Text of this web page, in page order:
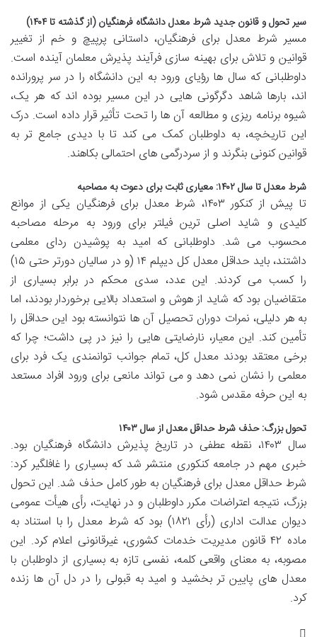
سیر تحول و قانون جدید شرط معدل دانشگاه فرهنگیان (از گذشته تا ۱۴۰۴)
مسیر شرط معدل برای فرهنگیان، داستانی پرپیچ و خم از تغییر
قوانین و تلاش برای بهینه سازی فرآیند پذیرش معلمان آینده است.
داوطلبانی که سال ها رؤیای ورود به این دانشگاه را در سر پرورانده
اند، بارها شاهد دگرگونی هایی در این مسیر بوده اند که هر یک،
شیوه برنامه ریزی و مطالعه آن ها را تحت تأثیر قرار داده است. درک
این تاریخچه، به داوطلبان کمک می کند تا با دیدی جامع تر به
قوانین کنونی بنگرند و از سردرگمی های احتمالی بکاهند.
شرط معدل تا سال ۱۴۰۲: معیاری ثابت برای دعوت به مصاحبه
تا پیش از کنکور ۱۴۰۳، شرط معدل برای فرهنگیان یکی از موانع
کلیدی و شاید اصلی ترین فیلتر برای ورود به مرحله مصاحبه
محسوب می شد. داوطلبانی که امید به پوشیدن ردای معلمی
داشتند، باید حداقل معدل کل دیپلم ۱۴ (و در سالیان دورتر حتی ۱۵)
را کسب می کردند. این عدد، سدی محکم در برابر بسیاری از
متقاضیان بود که شاید از هوش و استعداد بالایی برخوردار بودند، اما
به هر دلیلی، نمرات دوران تحصیل آن ها نتوانسته بود این حداقل را
تأمین کند. این معیار، نارضایتی هایی را نیز در پی داشت؛ چرا که
برخی معتقد بودند معدل کل، تمام جوانب توانمندی یک فرد برای
معلمی را نشان نمی دهد و می تواند مانعی برای ورود افراد مستعد
به این حرفه مقدس شود.
تحول بزرگ: حذف شرط حداقل معدل از سال ۱۴۰۳
سال ۱۴۰۳، نقطه عطفی در تاریخ پذیرش دانشگاه فرهنگیان بود.
خبری مهم در جامعه کنکوری منتشر شد که بسیاری را غافلگیر کرد:
شرط حداقل معدل برای فرهنگیان به طور کامل حذف شد. این تحول
بزرگ، نتیجه اعتراضات مکرر داوطلبان و در نهایت، رأی هیأت عمومی
دیوان عدالت اداری (رأی ۱۸۲۱) بود که شرط معدل را با استناد به
ماده ۴۲ قانون مدیریت خدمات کشوری، غیرقانونی اعلام کرد. این
مصوبه، به معنای واقعی کلمه، نفسی تازه به بسیاری از داوطلبان با
معدل های پایین تر بخشید و امید به قبولی را در دل آن ها زنده
کرد.